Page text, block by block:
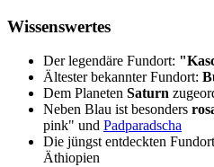
Wissenswertes
Der legendäre Fundort:
Ältester bekannter Fundort:
Dem Planeten Saturn
Neben Blau ist besonders
pink" und Padparadscha
Die jüngst entdeckten
Äthiopien